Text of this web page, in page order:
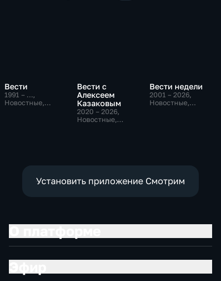
Вести
1991 – …,
Новостные,
Вести с
Алексеем
Казаковым
2020 – 2026,
Новостные,
Вести недели
2001 – 2026,
Новостные,
Установить приложение Смотрим